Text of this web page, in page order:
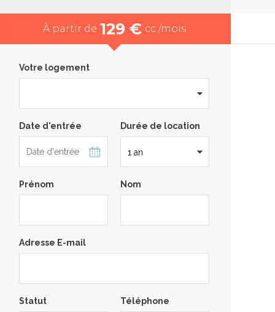
À partir de 129 € cc /mois
Votre logement
Date d'entrée Durée de location
Prénom Nom
Adresse E-mail
Statut Téléphone